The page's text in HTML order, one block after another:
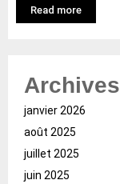
Read more
Archives
janvier 2026
août 2025
juillet 2025
juin 2025